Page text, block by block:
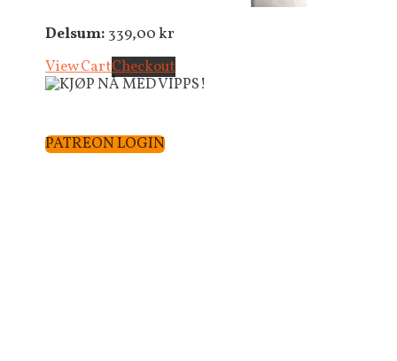
Delsum: 339,00kr
View CartCheckout
PATREON LOGIN